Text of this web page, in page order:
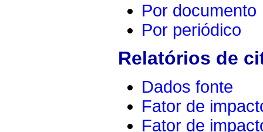
Por documento
Por periódico
Relatórios de
Dados fonte
Fator de
Fator de